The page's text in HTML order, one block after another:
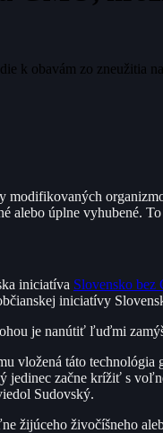
k obavám zo zneužitia
modifikovaných
úplne vyhubené.
iniciatíva Slovensko bez
iniciatívy
je nanútiť ľuďmi
táto
začne krížiť s
Sudovský.
žijúceho živočíšneho